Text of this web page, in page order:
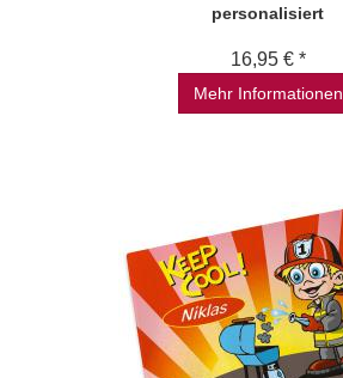
personalisiert
16,95 € *
Mehr Informationen